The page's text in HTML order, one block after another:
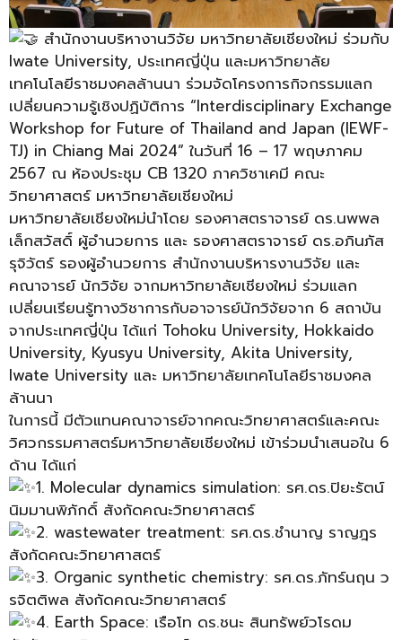
สำนักงานบริหางานวิจัย มหาวิทยาลัยเชียงใหม่ ร่วมกับ
Iwate University, ประเทศญี่ปุ่น และมหาวิทยาลัย
เทคโนโลยีราชมงคลล้านนา ร่วมจัดโครงการกิจกรรมแลก
เปลี่ยนความรู้เชิงปฏิบัติการ “Interdisciplinary Exchange
Workshop for Future of Thailand and Japan (IEWF-
TJ) in Chiang Mai 2024” ในวันที่ 16 – 17 พฤษภาคม
2567 ณ ห้องประชุม CB 1320 ภาควิชาเคมี คณะ
วิทยาศาสตร์ มหาวิทยาลัยเชียงใหม่
มหาวิทยาลัยเชียงใหม่นำโดย รองศาสตราจารย์ ดร.นพพล
เล็กสวัสดิ์ ผู้อำนวยการ และ รองศาสตราจารย์ ดร.อภินภัส
รุจิวัตร์ รองผู้อำนวยการ สำนักงานบริหารงานวิจัย และ
คณาจารย์ นักวิจัย จากมหาวิทยาลัยเชียงใหม่ ร่วมแลก
เปลี่ยนเรียนรู้ทางวิชาการกับอาจารย์นักวิจัยจาก 6 สถาบัน
จากประเทศญี่ปุ่น ได้แก่ Tohoku University, Hokkaido
University, Kyusyu University, Akita University,
Iwate University และ มหาวิทยาลัยเทคโนโลยีราชมงคล
ล้านนา
ในการนี้ มีตัวแทนคณาจารย์จากคณะวิทยาศาสตร์และคณะ
วิศวกรรมศาสตร์มหาวิทยาลัยเชียงใหม่ เข้าร่วมนำเสนอใน 6
ด้าน ได้แก่
1. Molecular dynamics simulation: รศ.ดร.ปิยะรัตน์
นิมมานพิภักดิ์ สังกัดคณะวิทยาศาสตร์
2. wastewater treatment: รศ.ดร.ชำนาญ ราญฎร
สังกัดคณะวิทยาศาสตร์
3. Organic synthetic chemistry: รศ.ดร.ภัทร์นฤน ว
รจิตติพล สังกัดคณะวิทยาศาสตร์
4. Earth Space: เรือโท ดร.ชนะ สินทรัพย์วโรดม